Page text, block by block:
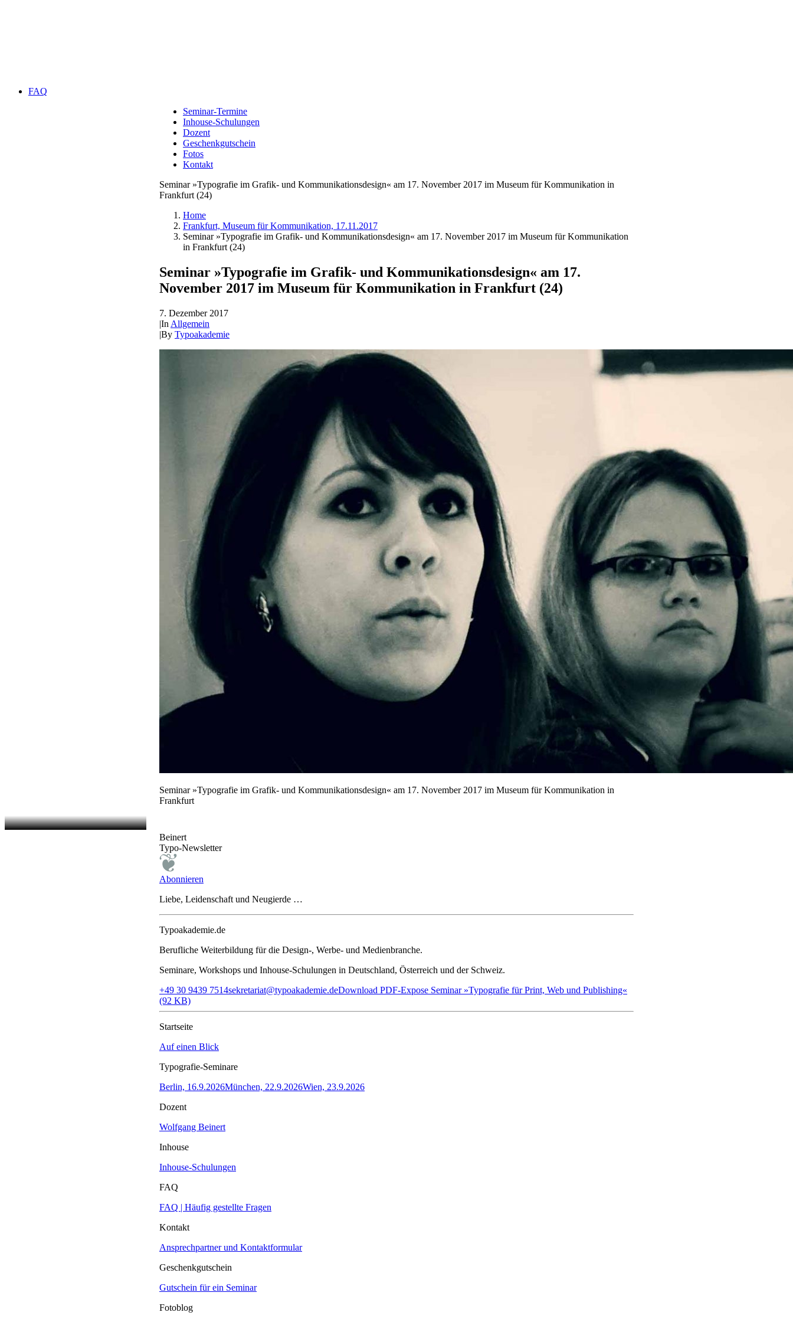
FAQ
Seminar-Termine
Inhouse-Schulungen
Dozent
Geschenkgutschein
Fotos
Kontakt
Seminar »Typografie im Grafik- und Kommunikationsdesign« am 17. November 2017 im Museum für Kommunikation in
Frankfurt (24)
Home
Frankfurt, Museum für Kommunikation, 17.11.2017
Seminar »Typografie im Grafik- und Kommunikationsdesign« am 17. November 2017 im Museum für Kommunikation
in Frankfurt (24)
Seminar »Typografie im Grafik- und Kommunikationsdesign« am 17.
November 2017 im Museum für Kommunikation in Frankfurt (24)
7. Dezember 2017
|In Allgemein
|By Typoakademie
Seminar »Typografie im Grafik- und Kommunikationsdesign« am 17. November 2017 im Museum für Kommunikation in
Frankfurt
Beinert
Typo-Newsletter
Abonnieren
Liebe, Leidenschaft und Neugierde …
Typoakademie.de
Berufliche Weiterbildung für die Design-, Werbe- und Medienbranche.
Seminare, Workshops und Inhouse-Schulungen in Deutschland, Österreich und der Schweiz.
+49 30 9439 7514sekretariat@typoakademie.deDownload PDF-Expose Seminar »Typografie für Print, Web und Publishing«
(92 KB)
Startseite
Auf einen Blick
Typografie-Seminare
Berlin, 16.9.2026München, 22.9.2026Wien, 23.9.2026
Dozent
Wolfgang Beinert
Inhouse
Inhouse-Schulungen
FAQ
FAQ | Häufig gestellte Fragen
Kontakt
Ansprechpartner und Kontaktformular
Geschenkgutschein
Gutschein für ein Seminar
Fotoblog